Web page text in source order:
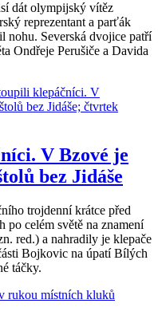
dát olympijský vítěz
reprezentant a parťák
nohu. Severská dvojice patří
Ondřeje Perušiče a Davida
V Bzové je
bez Jidáše
trojdenní krátce před
po celém světě na znamení
red.) a nahradily je klepače
Bojkovic na úpatí Bílých
táčky.